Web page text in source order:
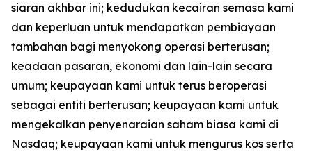
siaran akhbar ini; kedudukan kecairan semasa kami
dan keperluan untuk mendapatkan pembiayaan
tambahan bagi menyokong operasi berterusan;
keadaan pasaran, ekonomi dan lain-lain secara
umum; keupayaan kami untuk terus beroperasi
sebagai entiti berterusan; keupayaan kami untuk
mengekalkan penyenaraian saham biasa kami di
Nasdaq; keupayaan kami untuk mengurus kos serta